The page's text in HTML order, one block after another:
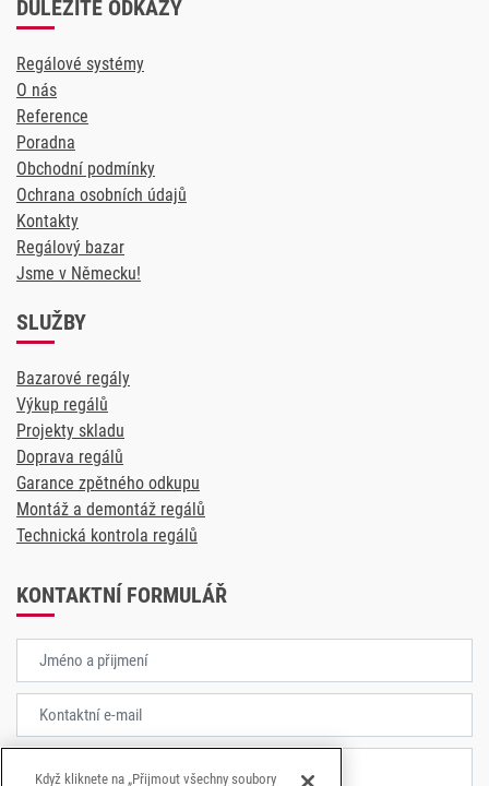
DŮLEŽITÉ ODKAZY
Regálové systémy
O nás
Reference
Poradna
Obchodní podmínky
Ochrana osobních údajů
Kontakty
Regálový bazar
Jsme v Německu!
SLUŽBY
Bazarové regály
Výkup regálů
Projekty skladu
Doprava regálů
Garance zpětného odkupu
Montáž a demontáž regálů
Technická kontrola regálů
KONTAKTNÍ FORMULÁŘ
Když kliknete na „Přijmout všechny soubory